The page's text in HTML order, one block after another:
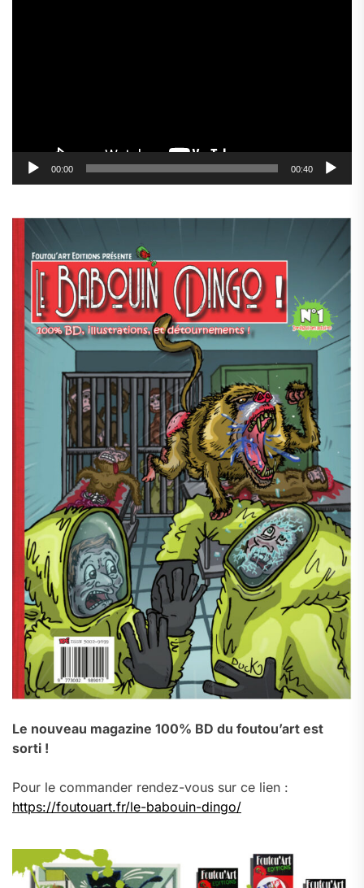
00:00 00:40
Le nouveau magazine 100% BD du foutou’art est
sorti !
Pour le commander rendez-vous sur ce lien :
https://foutouart.fr/le-babouin-dingo/